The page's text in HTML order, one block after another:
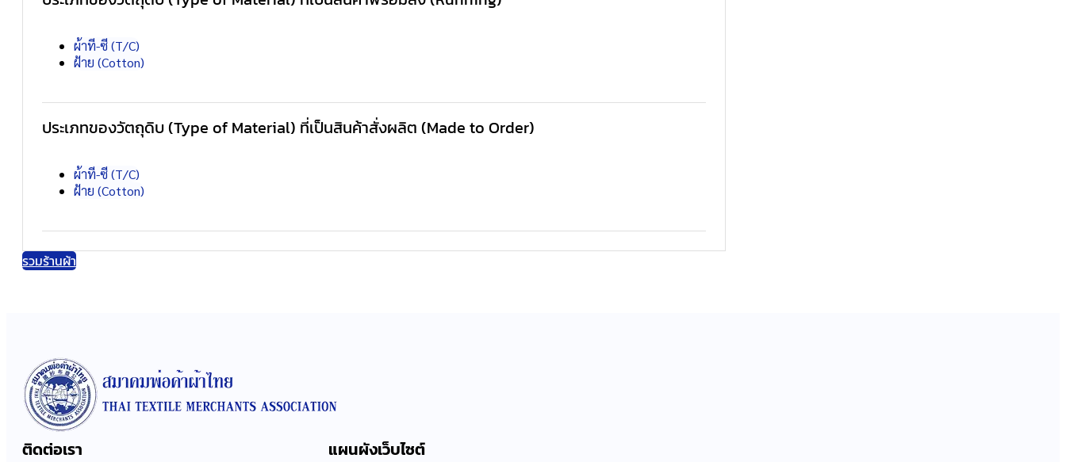
ผ้าที-ซี (T/C)
ฝ้าย (Cotton)
ประเภทของวัตถุดิบ (Type of Material) ที่เป็นสินค้าสั่งผลิต (Made to Order)
ผ้าที-ซี (T/C)
ฝ้าย (Cotton)
รวมร้านผ้า
ติดต่อเรา แผนผังเว็บไซต์